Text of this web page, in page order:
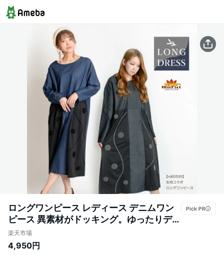
ロングワンピース レディース デニムワン
ピース 異素材がドッキング。ゆったりデニ
ムワンピース ロングワンピ ロング デニム
ワンピ 長袖 長そで ゆったり 大きいサイズ
楽天市場
4,950円